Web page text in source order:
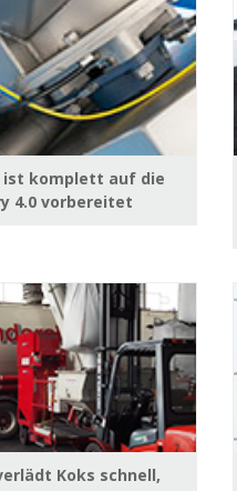
ist komplett auf die
4.0 vorbereitet
Koks schnell,